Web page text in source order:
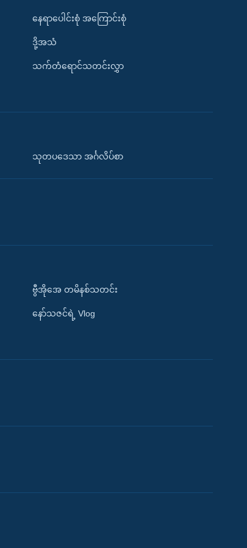
နေရာပေါင်းစုံ အကြောင်းစုံ
ဒို့အသံ
သက်တံရောင်သတင်းလွှာ
သုတပဒေသာ အင်္ဂလိပ်စာ
ဗွီအိုအေ တမိနစ်သတင်း
နော်သဇင်ရဲ့ Vlog